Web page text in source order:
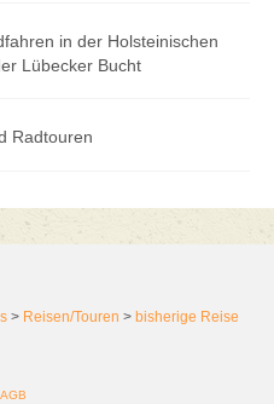
in der Holsteinischen
Lübecker Bucht
Radtouren
> Reisen/Touren > bisherige Reise
AGB